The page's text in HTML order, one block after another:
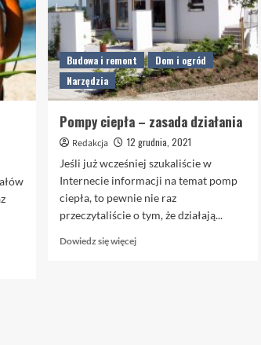
Budowa i remont
Dom i ogród
Narzędzia
Pompy ciepła – zasada działania
Redakcja
12 grudnia, 2021
Jeśli już wcześniej szukaliście w
Internecie informacji na temat pomp
ciepła, to pewnie nie raz
przeczytaliście o tym, że działają...
Dowiedz się więcejDowiedz